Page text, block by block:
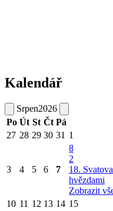
Kalendář
Srpen2026
Po Út St Čt Pá
27 28 29 30 31 1
3 4 5 6 7
8
2
18.
hvězdami
Zobrazit
10 11 12 13 14 15